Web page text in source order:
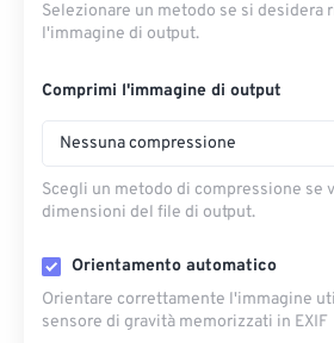
Selezionare un metodo se si desidera
l'immagine di output.
Comprimi l'immagine di output
Nessuna compressione
Scegli un metodo di compressione se
dimensioni del file di output.
Orientamento automatico
Orientare correttamente l'immagine
sensore di gravità memorizzati in EXIF